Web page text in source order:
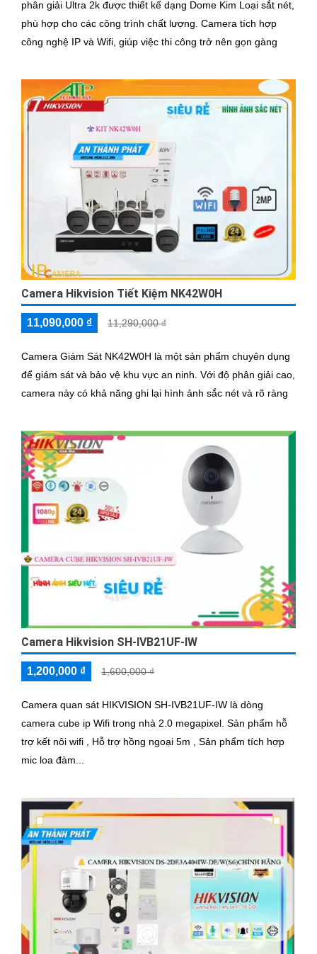
phân giải Ultra 2k được thiết kế dạng Dome Kim Loại sắt nét,
phù hợp cho các công trình chất lượng. Camera tích hợp
công nghệ IP và Wifi, giúp việc thi công trở nên gọn gàng
Camera Hikvision Tiết Kiệm NK42W0H
11,090,000 ₫ 11,290,000 ₫
Camera Giám Sát NK42W0H là một sản phẩm chuyên dụng
để giám sát và bảo vệ khu vực an ninh. Với độ phân giải cao,
camera này có khả năng ghi lại hình ảnh sắc nét và rõ ràng
Camera Hikvision SH-IVB21UF-IW
1,200,000 ₫ 1,600,000 ₫
Camera quan sát HIKVISION SH-IVB21UF-IW là dòng
camera cube ip Wifi trong nhà 2.0 megapixel. Sản phẩm hỗ
trợ kết nôi wifi , Hỗ trợ hồng ngoại 5m , Sản phẩm tích hợp
mic loa đàm...